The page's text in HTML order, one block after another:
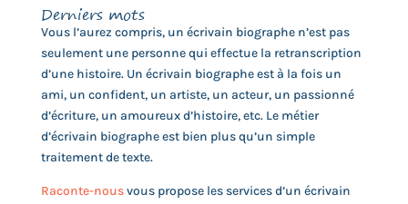
Derniers mots
Vous l’aurez compris, un écrivain biographe n’est pas
seulement une personne qui effectue la retranscription
d’une histoire. Un écrivain biographe est à la fois un
ami, un confident, un artiste, un acteur, un passionné
d’écriture, un amoureux d’histoire, etc. Le métier
d’écrivain biographe est bien plus qu’un simple
traitement de texte.
Raconte-nousvous propose les services d’un écrivain